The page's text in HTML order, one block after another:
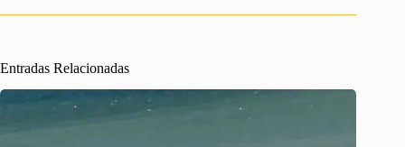
Entradas Relacionadas